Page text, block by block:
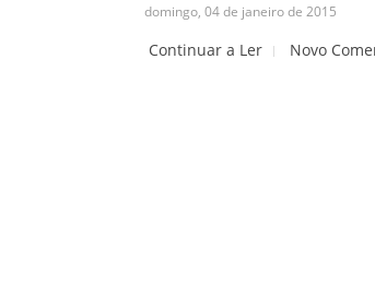
domingo, 04 de janeiro de 2015
Continuar a Ler Novo